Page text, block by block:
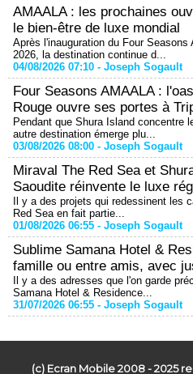
AMAALA : les prochaines
le bien-être de luxe mondial
Après l'inauguration du Four
2026, la destination continue d...
04/08/2026 07:10 - Joseph Sogault
Four Seasons AMAALA :
Rouge ouvre ses portes à
Pendant que Shura Island concentre
autre destination émerge plu...
03/08/2026 08:00 - Joseph Sogault
Miraval The Red Sea et
Saoudite réinvente le luxe
Il y a des projets qui redessinent les
Red Sea en fait partie...
01/08/2026 06:55 - Joseph Sogault
Sublime Samana Hotel &
famille ou entre amis, avec
Il y a des adresses que l'on garde
Samana Hotel & Residence...
31/07/2026 06:55 - Joseph Sogault
(c) Ecran Mobile 2008 - 2025